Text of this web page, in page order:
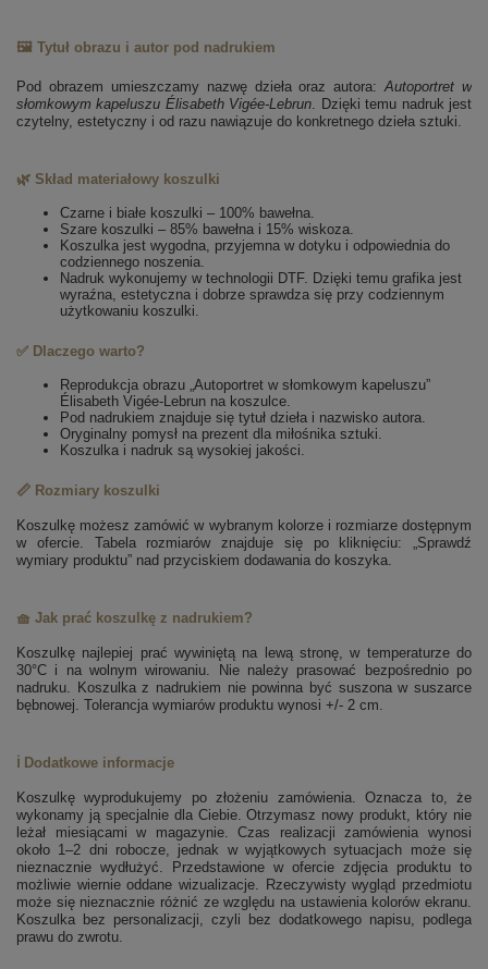
🖼️ Tytuł obrazu i autor pod nadrukiem
Pod obrazem umieszczamy nazwę dzieła oraz autora:Autoportret w
słomkowym kapeluszu Élisabeth Vigée-Lebrun. Dzięki temu nadruk jest
czytelny, estetyczny i od razu nawiązuje do konkretnego dzieła sztuki.
🌿 Skład materiałowy koszulki
Czarne i białe koszulki – 100% bawełna.
Szare koszulki – 85% bawełna i 15% wiskoza.
Koszulka jest wygodna, przyjemna w dotyku i odpowiednia do
codziennego noszenia.
Nadruk wykonujemy w technologii DTF. Dzięki temu grafika jest
wyraźna, estetyczna i dobrze sprawdza się przy codziennym
użytkowaniu koszulki.
✅ Dlaczego warto?
Reprodukcja obrazu „Autoportret w słomkowym kapeluszu”
Élisabeth Vigée-Lebrun na koszulce.
Pod nadrukiem znajduje się tytuł dzieła i nazwisko autora.
Oryginalny pomysł na prezent dla miłośnika sztuki.
Koszulka i nadruk są wysokiej jakości.
📏 Rozmiary koszulki
Koszulkę możesz zamówić w wybranym kolorze i rozmiarze dostępnym
w ofercie. Tabela rozmiarów znajduje się po kliknięciu: „Sprawdź
wymiary produktu” nad przyciskiem dodawania do koszyka.
🧺 Jak prać koszulkę z nadrukiem?
Koszulkę najlepiej prać wywiniętą na lewą stronę, w temperaturze do
30°C i na wolnym wirowaniu. Nie należy prasować bezpośrednio po
nadruku. Koszulka z nadrukiem nie powinna być suszona w suszarce
bębnowej. Tolerancja wymiarów produktu wynosi +/- 2 cm.
ℹ️ Dodatkowe informacje
Koszulkę wyprodukujemy po złożeniu zamówienia. Oznacza to, że
wykonamy ją specjalnie dla Ciebie. Otrzymasz nowy produkt, który nie
leżał miesiącami w magazynie. Czas realizacji zamówienia wynosi
około 1–2 dni robocze, jednak w wyjątkowych sytuacjach może się
nieznacznie wydłużyć. Przedstawione w ofercie zdjęcia produktu to
możliwie wiernie oddane wizualizacje. Rzeczywisty wygląd przedmiotu
może się nieznacznie różnić ze względu na ustawienia kolorów ekranu.
Koszulka bez personalizacji, czyli bez dodatkowego napisu, podlega
prawu do zwrotu.